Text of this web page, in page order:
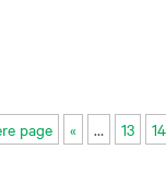
page « … 13 14